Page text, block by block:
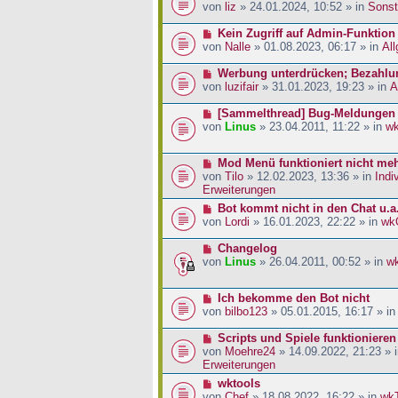
g
i
a
r
e
i
a
e
e
r
e
i
a
von liz » 24.01.2024, 10:52 » in
N
e
e
r
e
i
r
a
g
Kein Zugriff auf Admin-
von Nalle » 01.08.2023, 06:17 » in
N
e
e
r
e
t
r
a
g
Werbung unterdrücken;
von luzifair » 31.01.2023, 19:23 » in
N
e
e
B
e
t
a
g
[Sammelthread] Bug-Meldungen
von Linus » 23.04.2011, 11:22 » in
N
e
u
e
B
e
t
a
g
Mod Menü funktioniert nicht
von Tilo » 12.02.2023, 13:36 » in
Erweiterungen
N
e
e
r
e
t
r
a
g
Bot kommt nicht in den Chat u.a.
von
Lordi » 16.01.2023, 22:22 » in
N
e
e
B
e
t
r
a
g
Changelog
von Linus » 26.04.2011, 00:52 » in
N
e
e
r
B
e
Ich bekomme den Bot nicht
von bilbo123 » 05.01.2015, 16:17 » in
N
e
u
e
Scripts und Spiele
von Moehre24 » 14.09.2022, 21:23 »
Erweiterungen
Nwktools